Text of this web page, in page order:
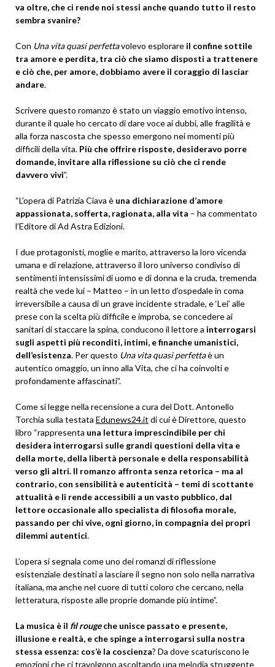
va oltre, che ci rende noi stessi anche quando tutto il resto
sembra svanire?
Con Una vita quasi perfettavolevo esplorare il confine sottile
tra amore e perdita, tra ciò che siamo disposti a trattenere
e ciò che, per amore, dobbiamo avere il coraggio di lasciar
andare.
Scrivere questo romanzo è stato un viaggio emotivo intenso,
durante il quale ho cercato di dare voce ai dubbi, alle fragilità e
alla forza nascosta che spesso emergono nei momenti più
difficili della vita. Più che offrire risposte, desideravo porre
domande, invitare alla riflessione su ciò che ci rende
davvero vivi”.
“L’opera di Patrizia Ciava è una dichiarazione d’amore
appassionata, sofferta, ragionata, alla vita – ha commentato
l’Editore di Ad Astra Edizioni.
I due protagonisti, moglie e marito, attraverso la loro vicenda
umana e di relazione, attraverso il loro universo condiviso di
sentimenti intensissimi di uomo e di donna e la cruda, tremenda
realtà che vede lui – Matteo – in un letto d’ospedale in coma
irreversibile a causa di un grave incidente stradale, e ‘Lei’ alle
prese con la scelta più difficile e improba, se concedere ai
sanitari di staccare la spina, conducono il lettore a interrogarsi
sugli aspetti più reconditi, intimi, e finanche umanistici,
dell’esistenza. Per questo Una vita quasi perfettaè un
autentico omaggio, un inno alla Vita, che ci ha coinvolti e
profondamente affascinati”.
Come si legge nella recensione a cura del Dott. Antonello
Torchia sulla testata Edunews24.it di cui è Direttore, questo
libro “rappresenta una lettura imprescindibile per chi
desidera interrogarsi sulle grandi questioni della vita e
della morte, della libertà personale e della responsabilità
verso gli altri. Il romanzo affronta senza retorica – ma al
contrario, con sensibilità e autenticità – temi di scottante
attualità e li rende accessibili a un vasto pubblico, dal
lettore occasionale allo specialista di filosofia morale,
passando per chi vive, ogni giorno, in compagnia dei propri
dilemmi autentici.
L’opera si segnala come uno dei romanzi di riflessione
esistenziale destinati a lasciare il segno non solo nella narrativa
italiana, ma anche nel cuore di tutti coloro che cercano, nella
letteratura, risposte alle proprie domande più intime”.
La musica è il fil rougeche unisce passato e presente,
illusione e realtà, e che spinge a interrogarsi sulla nostra
stessa essenza: cos’è la coscienza? Da dove scaturiscono le
emozioni che ci travolgono ascoltando una melodia struggente